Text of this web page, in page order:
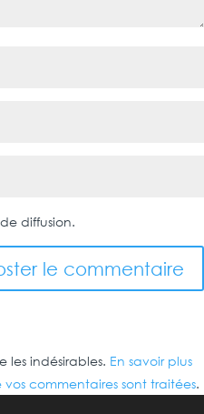
diffusion.
les indésirables. En savoir plus
commentaires sont traitées.